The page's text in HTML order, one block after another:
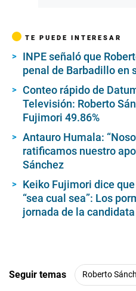
TE PUEDE INTERESAR
INPE señaló que
penal de Barbadillo en
Conteo rápido de
Televisión: Roberto
Fujimori 49.86%
Antauro Humala:
ratificamos nuestro
Sánchez
Keiko Fujimori dice
“sea cual sea”: Los
jornada de la
Seguir temas Roberto